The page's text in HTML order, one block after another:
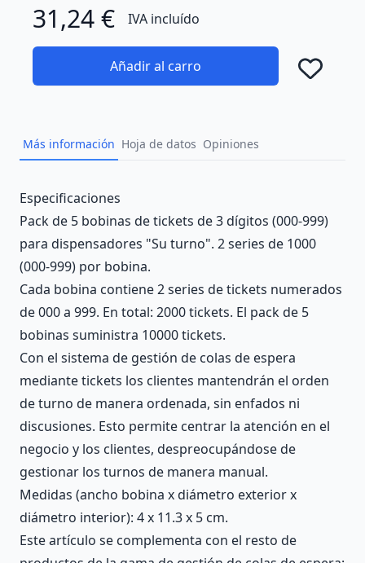
31,24 € IVA incluído
Añadir al carro
Más información Hoja de datos Opiniones
Description
Especificaciones
Pack de 5 bobinas de tickets de 3 dígitos (000-999)
para dispensadores "Su turno". 2 series de 1000
(000-999) por bobina.
Cada bobina contiene 2 series de tickets numerados
de 000 a 999. En total: 2000 tickets. El pack de 5
bobinas suministra 10000 tickets.
Con el sistema de gestión de colas de espera
mediante tickets los clientes mantendrán el orden
de turno de manera ordenada, sin enfados ni
discusiones. Esto permite centrar la atención en el
negocio y los clientes, despreocupándose de
gestionar los turnos de manera manual.
Medidas (ancho bobina x diámetro exterior x
diámetro interior): 4 x 11.3 x 5 cm.
Este artículo se complementa con el resto de